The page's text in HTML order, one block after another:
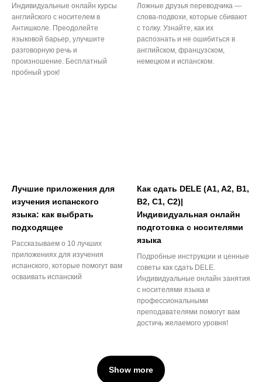
Индивидуальные онлайн курсы
английского с носителем в
Антишколе. Преодолейте
языковой барьер, улучшите
разговорную речь и
произношение. Бесплатный
пробный урок!
Ложные друзья переводчика —
слова-подвохи, которые сбивают
с толку. Узнайте, как их
распознать и не ошибиться в
английском, французском,
немецком и испанском.
Лучшие приложения для
изучения испанского
языка: как выбрать
подходящее
Рассказываем о 10 лучших
приложениях для изучения
испанского, которые помогут вам
осваивать испанский
Как сдать DELE (A1, A2, B1,
B2, C1, C2)|
Индивидуальная онлайн
подготовка с носителями
языка
Подробные инструкции и ценные
советы как сдать DELE.
Индивидуальные онлайн занятия
с носителями языка и
профессиональными
преподавателями помогут вам
достичь желаемого уровня!
Show more